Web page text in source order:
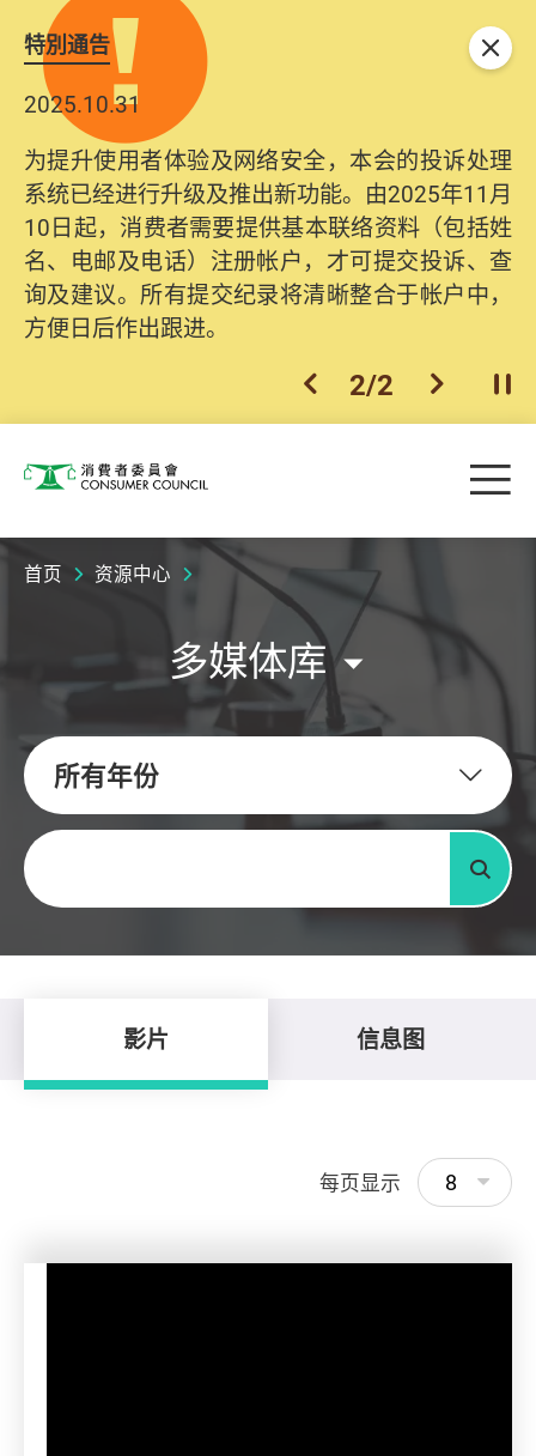
特別通告
2025.10.31
为提升使用者体验及网络安全，本会的投诉处理
系统已经进行升级及推出新功能。由2025年11月
10日起，消费者需要提供基本联络资料（包括姓
名、电邮及电话）注册帐户，才可提交投诉、查
询及建议。所有提交纪录将清晰整合于帐户中，
方便日后作出跟进。
上一个
2/2 下一个开
关闭
消费者委员会 目
首页 资源中心
多媒体库
所有年份
关键字
搜寻
影片 信息图
每页显示 8